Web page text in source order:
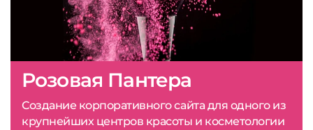
Розовая Пантера
Создание корпоративного сайта для одного из
крупнейших центров красоты и косметологии